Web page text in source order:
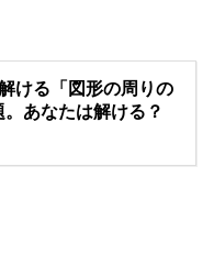
ける「図形の周りの
あなたは解ける？